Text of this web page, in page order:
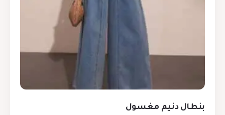
بنطال دنيم مغسول